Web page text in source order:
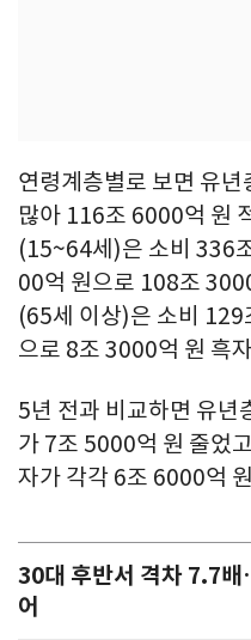
연령계층별로 보면 유
많아 116조 6000억 원
(15~64세)은 소비 336
00억 원으로 108조
(65세 이상)은 소비
으로 8조 3000억 원 흑
5년 전과 비교하면 유년
가 7조 5000억 원 줄었
자가 각각 6조 6000억
30대 후반서 격차 7.7
어